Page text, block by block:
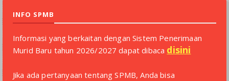
INFO SPMB
Informasi yang berkaitan dengan Sistem Penerimaan
Murid Baru tahun 2026/2027 dapat dibaca disini
Jika ada pertanyaan tentang SPMB, Anda bisa